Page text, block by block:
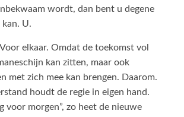
wordt, dan bent u degene
U.
elkaar. Omdat de toekomst vol
kan zitten, maar ook
met zich mee kan brengen. Daarom.
houdt de regie in eigen hand.
voor morgen”, zo heet de nieuwe